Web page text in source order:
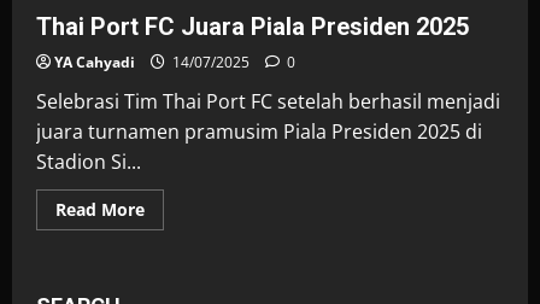
Thai Port FC Juara Piala Presiden 2025
YA Cahyadi 14/07/2025 0
Selebrasi Tim Thai Port FC setelah berhasil menjadi
juara turnamen pramusim Piala Presiden 2025 di
Stadion Si...
Read MoreRead
more